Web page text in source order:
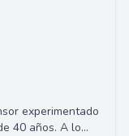
experimentado
40 años. A lo